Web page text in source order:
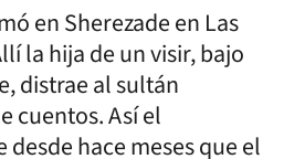
en Sherezade en Las
la hija de un visir, bajo
distrae al sultán
cuentos. Así el
desde hace meses que el